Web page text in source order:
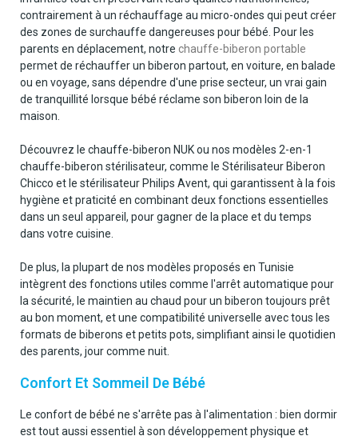
contrairement à un réchauffage au micro-ondes qui peut créer
des zones de surchauffe dangereuses pour bébé. Pour les
parents en déplacement, notre chauffe-biberon portable
permet de réchauffer un biberon partout, en voiture, en balade
ou en voyage, sans dépendre d'une prise secteur, un vrai gain
de tranquillité lorsque bébé réclame son biberon loin de la
maison.
Découvrez le chauffe-biberon NUK ou nos modèles 2-en-1
chauffe-biberon stérilisateur, comme le Stérilisateur Biberon
Chicco et le stérilisateur Philips Avent, qui garantissent à la fois
hygiène et praticité en combinant deux fonctions essentielles
dans un seul appareil, pour gagner de la place et du temps
dans votre cuisine.
De plus, la plupart de nos modèles proposés en Tunisie
intègrent des fonctions utiles comme l'arrêt automatique pour
la sécurité, le maintien au chaud pour un biberon toujours prêt
au bon moment, et une compatibilité universelle avec tous les
formats de biberons et petits pots, simplifiant ainsi le quotidien
des parents, jour comme nuit.
Confort Et Sommeil De Bébé
Le confort de bébé ne s'arrête pas à l'alimentation : bien dormir
est tout aussi essentiel à son développement physique et